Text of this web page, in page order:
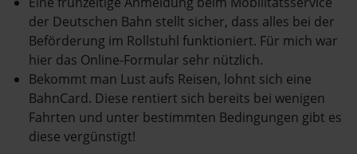
der Deutschen Bahn stellt sicher, dass alles bei der
Beförderung im Rollstuhl funktioniert. Für mich war
hier das Online-Formular sehr nützlich.
Bekommt man Lust aufs Reisen, lohnt sich eine
BahnCard. Diese rentiert sich bereits bei wenigen
Fahrten und unter bestimmten Bedingungen gibt es
diese vergünstigt!